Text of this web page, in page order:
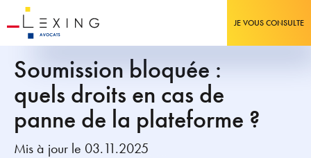
JE VOUS CONSULTE
Soumission bloquée :
quels droits en cas de
panne de la plateforme ?
Mis à jour le 03.11.2025